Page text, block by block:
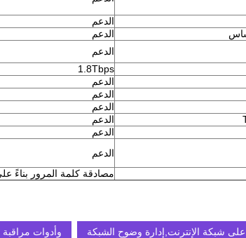
الدعم
الدعم
الدعم
1.8Tbps
الدعم
الدعم
الدعم
الدعم
الدعم
الدعم
مصادقة كلمة المرور بناءً
شبكة الإنترنت,إدارة وضوح الشبكة وأدوات